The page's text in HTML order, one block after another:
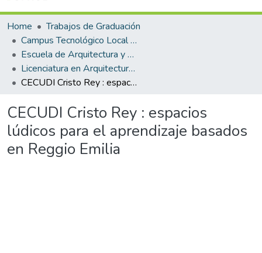
Home
Trabajos de Graduación
Campus Tecnológico Local San José
Escuela de Arquitectura y Urbanismo
Licenciatura en Arquitectura y Urbanismo
CECUDI Cristo Rey : espacios lúdicos para el aprendizaje basados en Reggio Emilia
CECUDI Cristo Rey : espacios
lúdicos para el aprendizaje basados
en Reggio Emilia